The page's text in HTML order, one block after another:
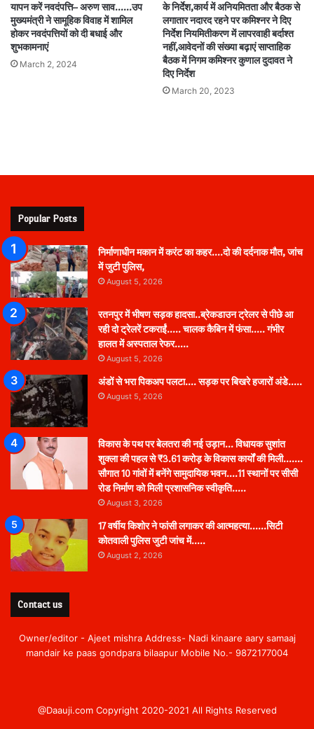
यापन करें नवदंपत्ति– अरुण साव……उप
मुख्यमंत्री ने सामूहिक विवाह में शामिल
होकर नवदंपत्तियों को दी बधाई और
शुभकामनाएं
March 2, 2024
के निर्देश,कार्य में अनियमितता और बैठक से
लगातार नदारद रहने पर कमिश्नर ने दिए
निर्देश नियमितीकरण में लापरवाही बर्दाश्त
नहीं,आवेदनों की संख्या बढ़ाएं साप्ताहिक
बैठक में निगम कमिश्नर कुणाल दुदावत ने
दिए निर्देश
March 20, 2023
Popular Posts
निर्माणाधीन मकान में करंट का कहर….दो की दर्दनाक मौत, जांच
में जुटी पुलिस,
August 5, 2026
रतनपुर में भीषण सड़क हादसा..ब्रेकडाउन ट्रेलर से पीछे आ
रही दो ट्रेलरें टकराईं….. चालक कैबिन में फंसा….. गंभीर
हालत में अस्पताल रेफर…..
August 5, 2026
अंडों से भरा पिकअप पलटा…. सड़क पर बिखरे हजारों अंडे…..
August 5, 2026
विकास के पथ पर बेलतरा की नई उड़ान… विधायक सुशांत
शुक्ला की पहल से ₹3.61 करोड़ के विकास कार्यों की मिली…….
सौगात 10 गांवों में बनेंगे सामुदायिक भवन….11 स्थानों पर सीसी
रोड निर्माण को मिली प्रशासनिक स्वीकृति…..
August 3, 2026
17 वर्षीय किशोर ने फांसी लगाकर की आत्महत्या……सिटी
कोतवाली पुलिस जुटी जांच में…..
August 2, 2026
Contact us
Owner/editor - Ajeet mishra Address- Nadi kinaare aary samaaj
mandair ke paas gondpara bilaapur Mobile No.- 9872177004
@Daauji.com Copyright 2020-2021 All Rights Reserved